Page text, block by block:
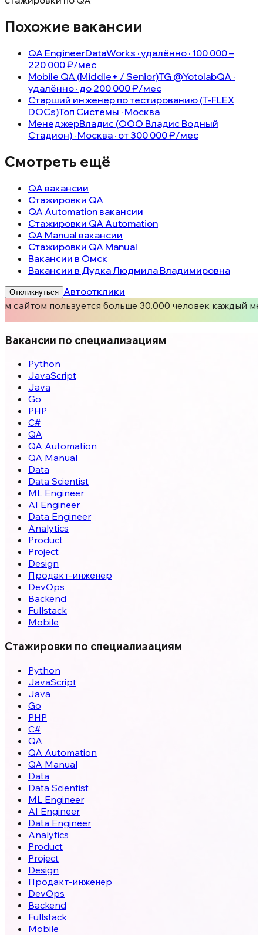
Похожие вакансии
QA EngineerDataWorks · удалённо · 100 000 –
220 000 ₽/мес
Mobile QA (Middle+ / Senior)TG @YotolabQA ·
удалённо · до 200 000 ₽/мес
Старший инженер по тестированию (T-FLEX
DOCs)Топ Системы · Москва
МенеджерВладис (ООО Владис Водный
Стадион) · Москва · от 300 000 ₽/мес
Смотреть ещё
QA вакансии
Стажировки QA
QA Automation вакансии
Стажировки QA Automation
QA Manual вакансии
Стажировки QA Manual
Вакансии в Омск
Вакансии в Дудка Людмила Владимировна
Откликнуться Автоотклики
сайтом пользуется больше 30.000 человек каждый
Вакансии по специализациям
Python
JavaScript
Java
Go
PHP
C#
QA
QA Automation
QA Manual
Data
Data Scientist
ML Engineer
AI Engineer
Data Engineer
Analytics
Product
Project
Design
Продакт-инженер
DevOps
Backend
Fullstack
Mobile
Стажировки по специализациям
Python
JavaScript
Java
Go
PHP
C#
QA
QA Automation
QA Manual
Data
Data Scientist
ML Engineer
AI Engineer
Data Engineer
Analytics
Product
Project
Design
Продакт-инженер
DevOps
Backend
Fullstack
Mobile